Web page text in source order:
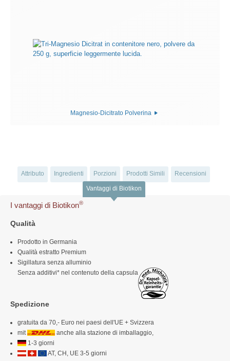
Magnesio-Dicitrato Polverina
Attributo Ingredienti Porzioni Prodotti Simili Recensioni
Vantaggi di Biotikon
I vantaggi di Biotikon®
Qualità
Prodotto in Germania
Qualità estratto Premium
Sigillatura senza alluminio
Senza additivi* nel contenuto della capsula
Spedizione
gratuita da 70,- Euro nei paesi dell'UE + Svizzera
mit
anche alla stazione di imballaggio,
1-3 giorni
AT, CH, UE 3-5 giorni